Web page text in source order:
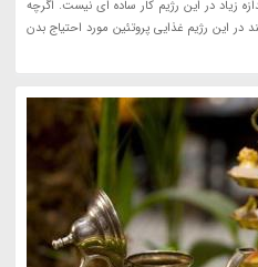
زیاد در این رژیم کار ساده ای نیست. اگرچه
در این رژیم غذایی پروتئین مورد احتیاج بدن